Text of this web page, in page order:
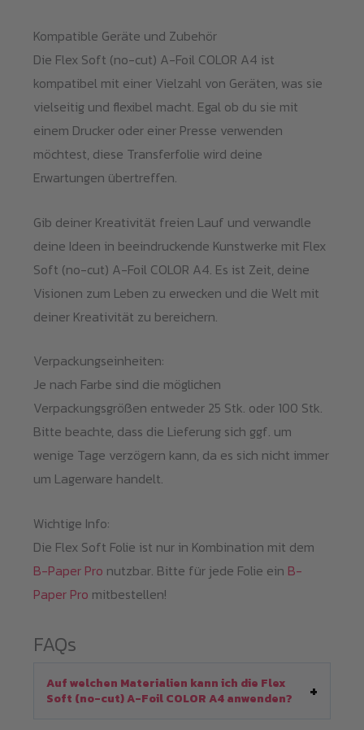
Kompatible Geräte und Zubehör
Die Flex Soft (no-cut) A-Foil COLOR A4 ist
kompatibel mit einer Vielzahl von Geräten, was sie
vielseitig und flexibel macht. Egal ob du sie mit
einem Drucker oder einer Presse verwenden
möchtest, diese Transferfolie wird deine
Erwartungen übertreffen.
Gib deiner Kreativität freien Lauf und verwandle
deine Ideen in beeindruckende Kunstwerke mit Flex
Soft (no-cut) A-Foil COLOR A4. Es ist Zeit, deine
Visionen zum Leben zu erwecken und die Welt mit
deiner Kreativität zu bereichern.
Verpackungseinheiten:
Je nach Farbe sind die möglichen
Verpackungsgrößen entweder 25 Stk. oder 100 Stk.
Bitte beachte, dass die Lieferung sich ggf. um
wenige Tage verzögern kann, da es sich nicht immer
um Lagerware handelt.
Wichtige Info:
Die Flex Soft Folie ist nur in Kombination mit dem
B-Paper Pro nutzbar. Bitte für jede Folie ein B-
Paper Pro mitbestellen!
FAQs
Auf welchen Materialien kann ich die Flex
Soft (no-cut) A-Foil COLOR A4 anwenden?